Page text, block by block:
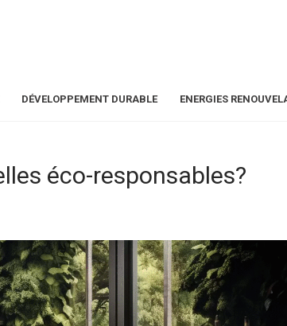
DÉVELOPPEMENT DURABLE ENERGIES
éco-responsables?